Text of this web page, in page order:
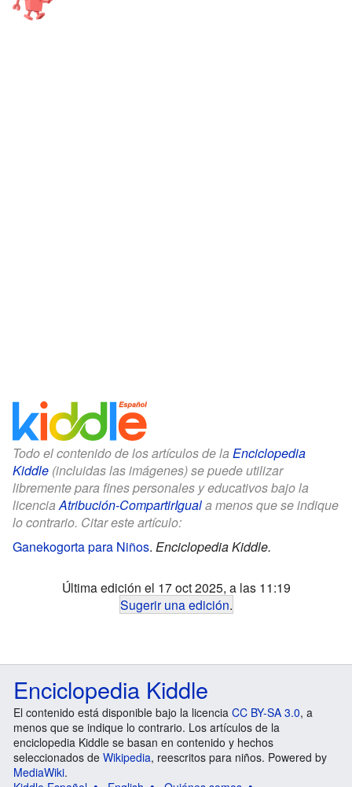
Todo el contenido de los artículos de la Enciclopedia
Kiddle (incluidas las imágenes) se puede utilizar
libremente para fines personales y educativos bajo la
licenciaAtribución-CompartirIguala menos que se indique
lo contrario. Citar este artículo:
Ganekogorta para Niños. Enciclopedia Kiddle.
Última edición el 17 oct 2025, a las 11:19
Sugerir una edición.
Enciclopedia Kiddle
El contenido está disponible bajo la licencia CC BY-SA 3.0, a
menos que se indique lo contrario. Los artículos de la
enciclopedia Kiddle se basan en contenido y hechos
seleccionados de Wikipedia, reescritos para niños. Powered by
MediaWiki.